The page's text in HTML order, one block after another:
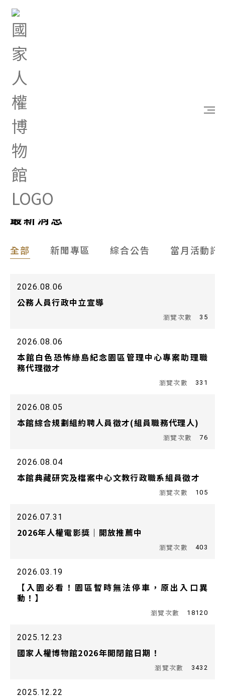
首頁
最新消息
全部 新聞專區 綜合公告 當月活動訊
2026.08.06
公務人員行政中立宣導
35
2026.08.06
本館白色恐怖綠島紀念園區管理中心專案助理職
務代理徵才
331
2026.08.05
本館綜合規劃組約聘人員徵才(組員職務代理人)
76
2026.08.04
本館典藏研究及檔案中心文教行政職系組員徵才
105
2026.07.31
2026年人權電影獎｜開放推薦中
403
2026.03.19
【入園必看！園區暫時無法停車，原出入口異
動！】
18120
2025.12.23
國家人權博物館2026年開閉館日期！
3432
2025.12.22